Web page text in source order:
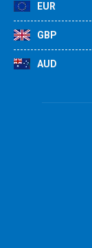
EUR
GBP
AUD